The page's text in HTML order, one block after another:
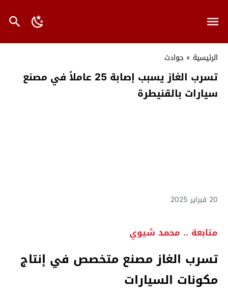
الرئيسية » حوادث
تسرب الغاز يسبب إصابة 25 عاملاً في مصنع
سيارات بالقنيطرة
20 فبراير 2025
متابعة .. محمد شيوي
تسرب الغاز مصنع متخصص في إنتاج
مكونات السيارات